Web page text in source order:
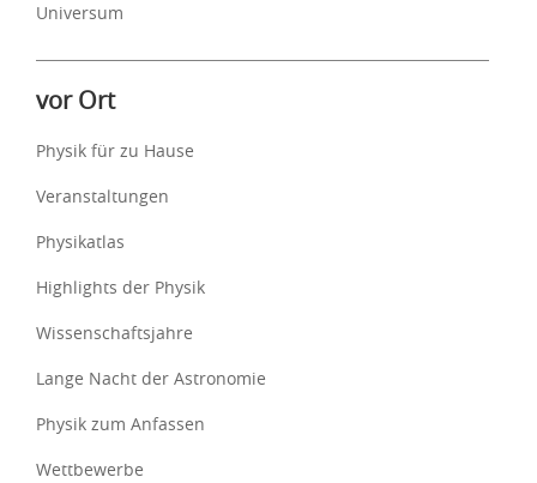
Universum
vor Ort
Physik für zu Hause
Veranstaltungen
Physikatlas
Highlights der Physik
Wissenschaftsjahre
Lange Nacht der Astronomie
Physik zum Anfassen
Wettbewerbe